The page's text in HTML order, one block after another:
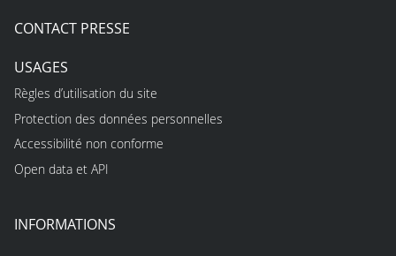
CONTACT PRESSE
USAGES
Règles d’utilisation du site
Protection des données personnelles
Accessibilité non conforme
Open data et API
INFORMATIONS